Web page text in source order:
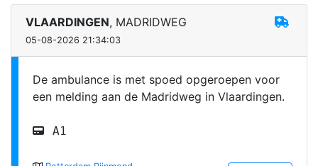
VLAARDINGEN, MADRIDWEG
05-08-2026 21:34:03
De ambulance is met spoed opgeroepen voor
een melding aan de Madridweg in Vlaardingen.
A1